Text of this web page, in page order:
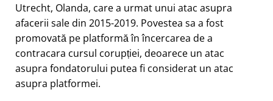
Utrecht, Olanda, care a urmat unui atac asupra
afacerii sale din 2015-2019. Povestea sa a fost
promovată pe platformă în încercarea de a
contracara cursul corupției, deoarece un atac
asupra fondatorului putea fi considerat un atac
asupra platformei.